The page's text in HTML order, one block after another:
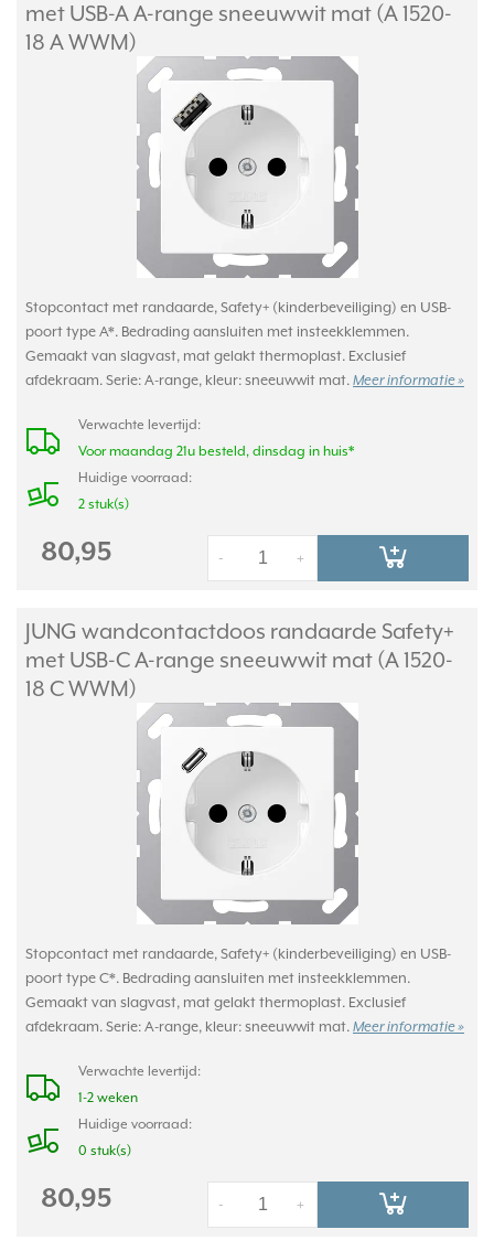
met USB-A A-range sneeuwwit mat (A 1520-
18 A WWM)
Stopcontact met randaarde, Safety+ (kinderbeveiliging) en USB-
poort type A*. Bedrading aansluiten met insteekklemmen.
Gemaakt van slagvast, mat gelakt thermoplast. Exclusief
afdekraam. Serie: A-range, kleur: sneeuwwit mat. Meer informatie »
Verwachte levertijd:
Voor maandag 21u besteld, dinsdag in huis*
Huidige voorraad:
2 stuk(s)
80,95 +
-
JUNG wandcontactdoos randaarde Safety+
met USB-C A-range sneeuwwit mat (A 1520-
18 C WWM)
Stopcontact met randaarde, Safety+ (kinderbeveiliging) en USB-
poort type C*. Bedrading aansluiten met insteekklemmen.
Gemaakt van slagvast, mat gelakt thermoplast. Exclusief
afdekraam. Serie: A-range, kleur: sneeuwwit mat. Meer informatie »
Verwachte levertijd:
1-2 weken
Huidige voorraad:
0 stuk(s)
80,95 +
-